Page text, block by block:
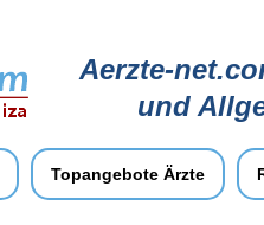
Aerzte-
und
Topangebote Ärzte